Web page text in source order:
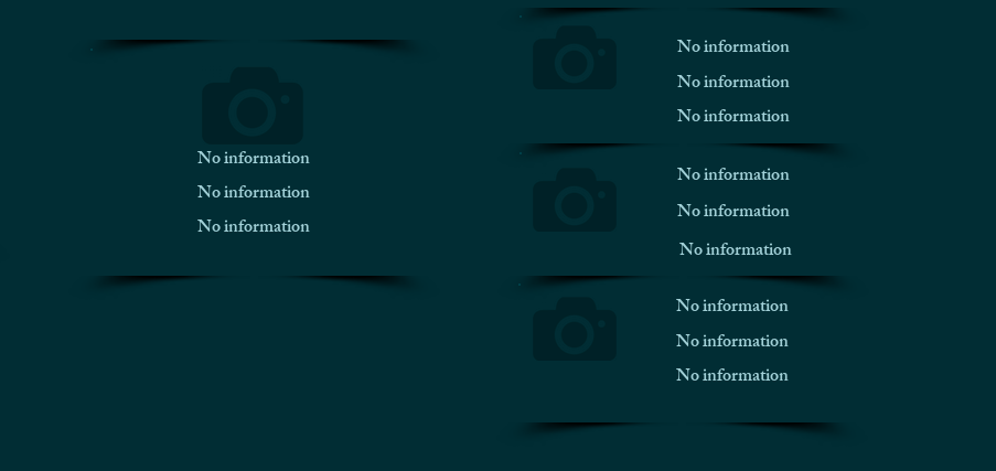
No information
No information
No information
No information
No information
No information
No information
No information
No information
No information
No information
No information